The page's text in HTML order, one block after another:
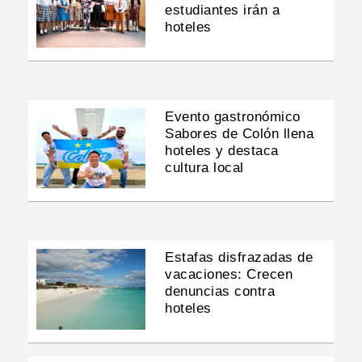
estudiantes irán a
hoteles
Evento gastronómico
Sabores de Colón llena
hoteles y destaca
cultura local
Estafas disfrazadas de
vacaciones: Crecen
denuncias contra
hoteles